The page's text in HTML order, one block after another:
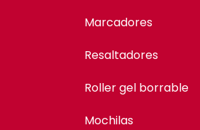
Marcadores
Resaltadores
Roller gel borrable
Mochilas